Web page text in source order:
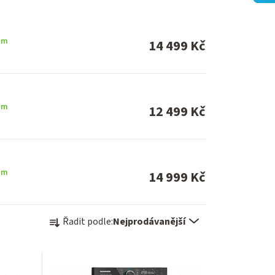
14 499 Kč
12 499 Kč
14 999 Kč
Ř Řadit podle:Nejprodávanější